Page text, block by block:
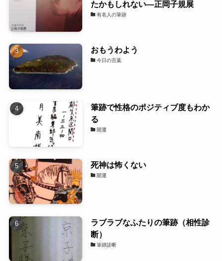
たかもしれない―正岡子規展
有名人の筆跡
おもうわよう
今日の言葉
筆跡で性格のポジティブ度もわか
る
開運
死神は怖くない
開運
ラブラブなふたりの筆跡（相性診
断）
筆跡診断